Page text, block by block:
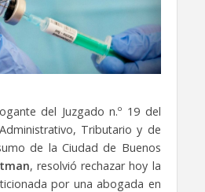
del Juzgado n.º 19 del
Tributario y de
de la Ciudad de Buenos
, resolvió rechazar hoy la
por una abogada en